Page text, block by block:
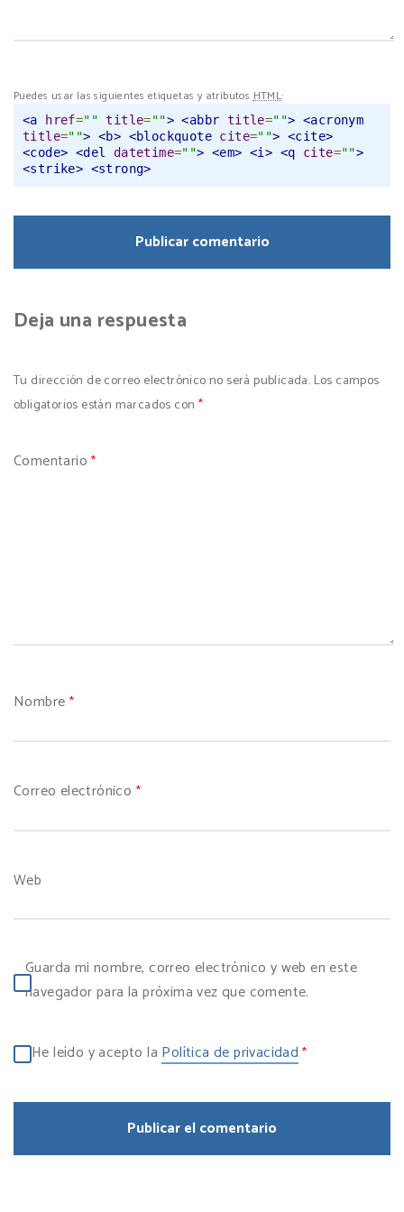
Puedes usar las siguientes etiquetas y atributosHTML:
<a href="" title=""> <abbr title=""> <acronym
title=""> <b> <blockquote cite=""> <cite>
<code> <del datetime=""> <em> <i> <q cite="">
<strike> <strong>
Deja una respuesta
Tu dirección de correo electrónico no será publicada. Los campos
obligatorios están marcados con *
Comentario*
Nombre *
Correo electrónico *
Web
Guarda mi nombre, correo electrónico y web en este
navegador para la próxima vez que comente.
He leído y acepto la Política de privacidad *